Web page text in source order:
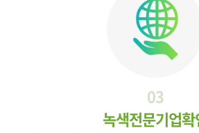
03
녹색전문기업확